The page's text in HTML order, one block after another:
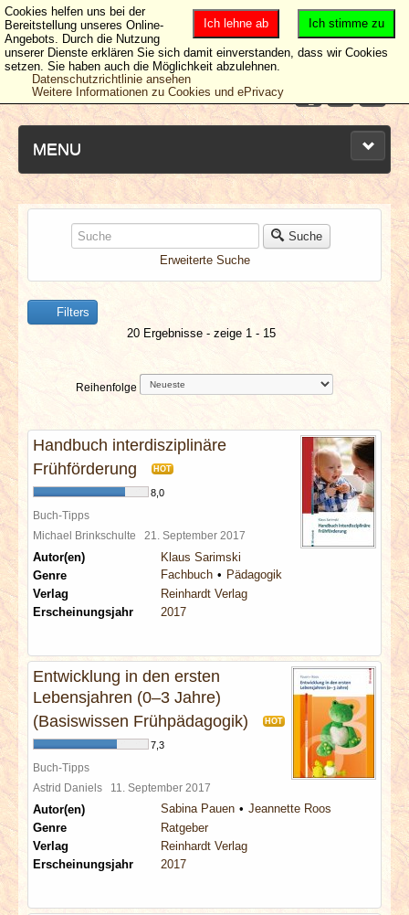
MENU
NEUESTE ARTIKEL
NEWS & DATES
BERICHTE
VERLOSUNGEN
SPECIALS
REDAKTION
LINKS
ARCHIV
Suche
Erweiterte Suche
Filters
20 Ergebnisse - zeige 1 - 15
Reihenfolge
Handbuch interdisziplinäre
Frühförderung
HOT
8,0
Buch-Tipps
Michael Brinkschulte 21. September 2017
Autor(en)
Klaus Sarimski
Genre
Fachbuch
Pädagogik
Verlag
Reinhardt Verlag
Erscheinungsjahr
2017
Entwicklung in den ersten
Lebensjahren (0–3 Jahre)
(Basiswissen Frühpädagogik)
HOT
7,3
Buch-Tipps
Astrid Daniels 11. September 2017
Autor(en) Sabina Pauen
Jeannette Roos
Genre
Ratgeber
Verlag
Reinhardt Verlag
Erscheinungsjahr
2017
Ich stimme zu
Ich lehne ab
Cookies helfen uns bei der
Bereitstellung unseres Online-
Angebots. Durch die Nutzung
unserer Dienste erklären Sie sich damit einverstanden, dass wir Cookies
setzen. Sie haben auch die Möglichkeit abzulehnen.
Datenschutzrichtlinie ansehen
Weitere Informationen zu Cookies und ePrivacy